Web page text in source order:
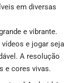
em diversas
e vibrante.
e jogar seja
A resolução
e cores vivas.